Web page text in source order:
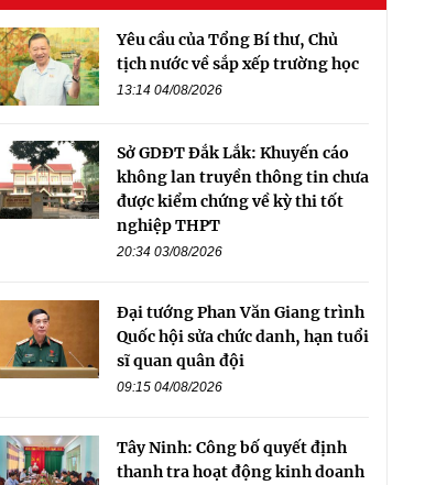
Yêu cầu của Tổng Bí thư, Chủ
tịch nước về sắp xếp trường học
13:14 04/08/2026
Sở GDĐT Đắk Lắk: Khuyến cáo
không lan truyền thông tin chưa
được kiểm chứng về kỳ thi tốt
nghiệp THPT
20:34 03/08/2026
Đại tướng Phan Văn Giang trình
Quốc hội sửa chức danh, hạn tuổi
sĩ quan quân đội
09:15 04/08/2026
Tây Ninh: Công bố quyết định
thanh tra hoạt động kinh doanh